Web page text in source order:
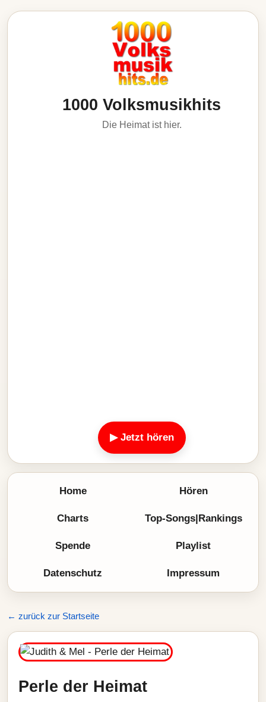
1000 Volksmusikhits
Die Heimat ist hier.
▶ Jetzt hören
Home Hören
Charts Top-Songs|Rankings
Spende Playlist
Datenschutz Impressum
← zurück zur Startseite
Perle der Heimat